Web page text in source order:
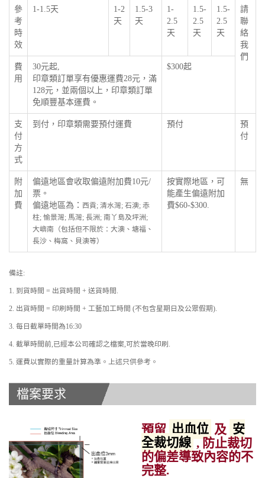
參
考
時
效
1-1.5天
1-2
天
1.5-3
天
1-
2.5
天
1.5-
2.5
天
1.5-
2.5
天
請
聯
絡
我
們
費
用
30元起,
印章類訂單享有優惠運費28元，滿
128元，並兩個以上，印章類訂單
免順豐基本運費。
$300起
支
付
方
式
到付，印章類需要預付運費 預付
預
付
附
加
費
偏遠地區會收取偏遠附加費10元/
票。
偏遠地區為： 西貢; 清水灣; 石澳; 赤
柱; 愉景灣; 馬灣; 長洲; 南丫島及坪洲;
大嶼南（包括但不限於：大澳、塘福、
長沙、梅窩、貝澳等）
按實際地區，可
能產生偏遠附加
費$60-$300.
無
備註:
1. 到貨時間 = 出貨時間 + 送貨時間.
2. 出貨時間 = 印刷時間 + 工藝加工時間 (不包含星期日及公眾假期).
3. 每日截單時間為16:30
4. 截單時間前,已經本公司確認之檔案,可於當晚印刷.
5. 運費以實際的重量計算為準。上述只供參考。
檔案要求
預留 出血位 及 安
全裁切線, 防止裁切
的偏差導致內容的不
完整.